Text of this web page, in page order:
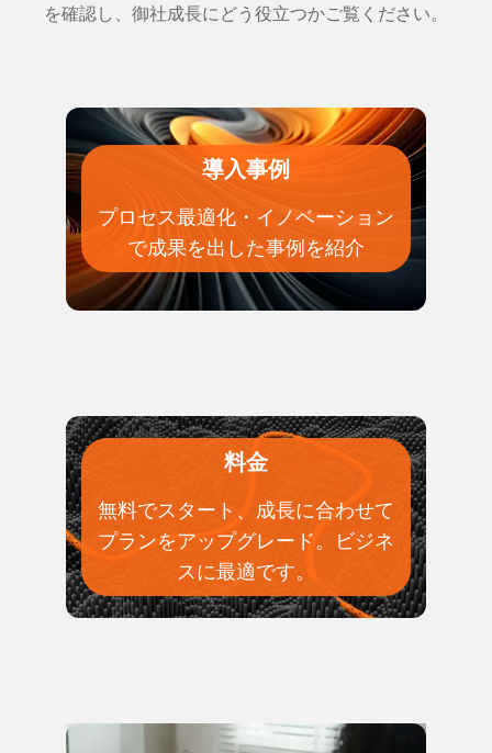
を確認し、御社成長にどう役立つかご覧ください。
導入事例
プロセス最適化・イノベーション
で成果を出した事例を紹介
料金
無料でスタート、成長に合わせて
プランをアップグレード。ビジネ
スに最適です。